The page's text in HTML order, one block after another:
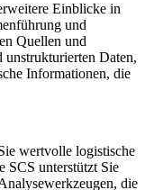
Einblicke in
und
Quellen und
unstrukturierten Daten,
Informationen, die
wertvolle logistische
SCS unterstützt Sie
die